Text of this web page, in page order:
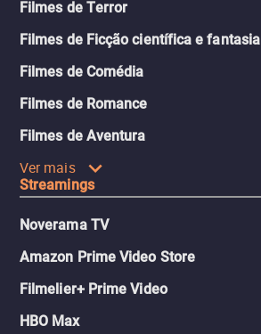
Filmes de Terror
Filmes de Ficção científica e fantasia
Filmes de Comédia
Filmes de Romance
Filmes de Aventura
Ver mais
Streamings
Noverama TV
Amazon Prime Video Store
Filmelier+ Prime Video
HBO Max